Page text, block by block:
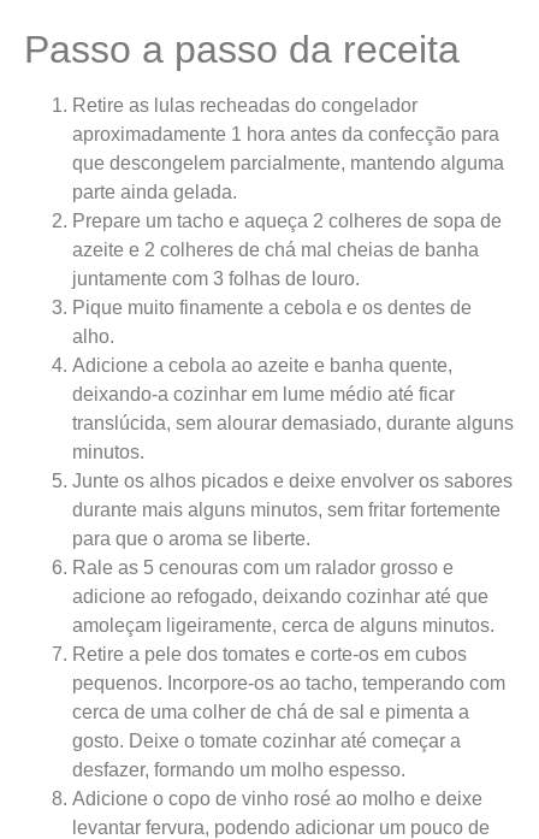
Passo a passo da receita
Retire as lulas recheadas do congelador
aproximadamente 1 hora antes da confecção para
que descongelem parcialmente, mantendo alguma
parte ainda gelada.
Prepare um tacho e aqueça 2 colheres de sopa de
azeite e 2 colheres de chá mal cheias de banha
juntamente com 3 folhas de louro.
Pique muito finamente a cebola e os dentes de
alho.
Adicione a cebola ao azeite e banha quente,
deixando-a cozinhar em lume médio até ficar
translúcida, sem alourar demasiado, durante alguns
minutos.
Junte os alhos picados e deixe envolver os sabores
durante mais alguns minutos, sem fritar fortemente
para que o aroma se liberte.
Rale as 5 cenouras com um ralador grosso e
adicione ao refogado, deixando cozinhar até que
amoleçam ligeiramente, cerca de alguns minutos.
Retire a pele dos tomates e corte-os em cubos
pequenos. Incorpore-os ao tacho, temperando com
cerca de uma colher de chá de sal e pimenta a
gosto. Deixe o tomate cozinhar até começar a
desfazer, formando um molho espesso.
Adicione o copo de vinho rosé ao molho e deixe
levantar fervura, podendo adicionar um pouco de